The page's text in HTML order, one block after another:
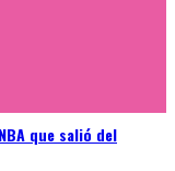
que salió del